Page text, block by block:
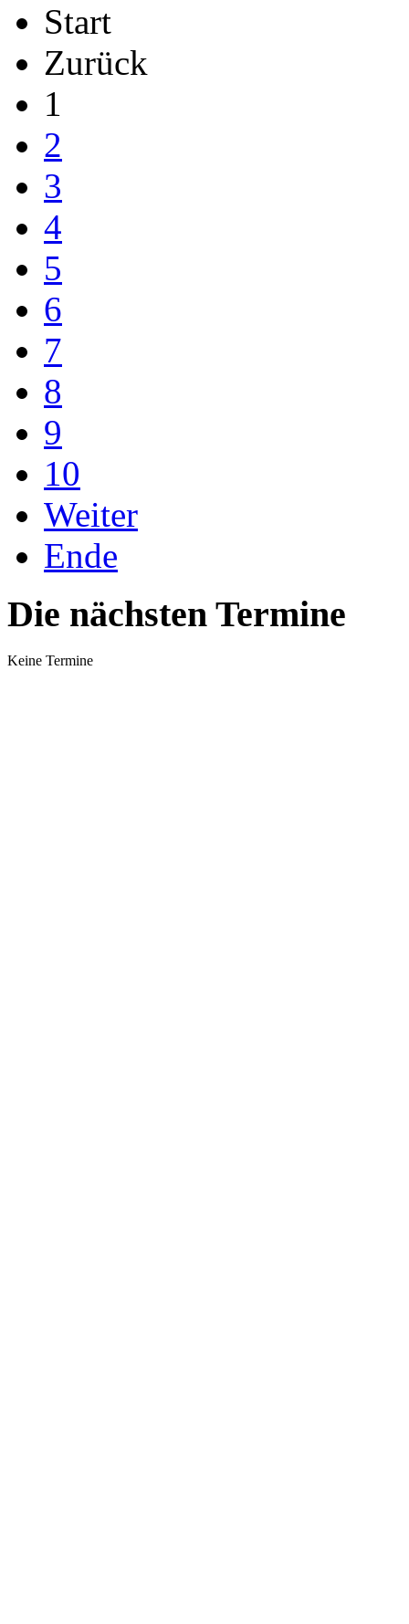
Start
Zurück
1
2
3
4
5
6
7
8
9
10
Weiter
Ende
Die nächsten Termine
Keine Termine